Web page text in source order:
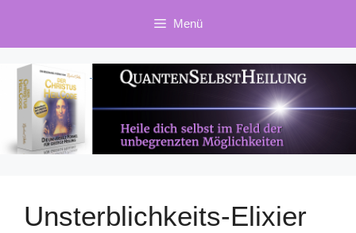
springen
Menü
Unsterblichkeits-Elixier